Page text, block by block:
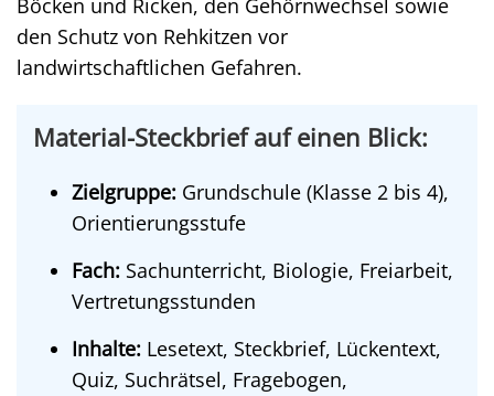
Böcken und Ricken, den Gehörnwechsel sowie
den Schutz von Rehkitzen vor
landwirtschaftlichen Gefahren.
Material-Steckbrief auf einen Blick:
Zielgruppe: Grundschule (Klasse 2 bis 4),
Orientierungsstufe
Fach: Sachunterricht, Biologie, Freiarbeit,
Vertretungsstunden
Inhalte: Lesetext, Steckbrief, Lückentext,
Quiz, Suchrätsel, Fragebogen,